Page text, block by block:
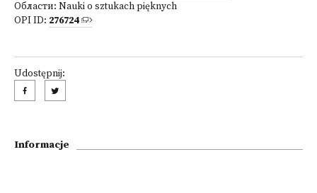
Области: Nauki o sztukach pięknych
OPI ID: 276724
Udostępnij:
Informacje